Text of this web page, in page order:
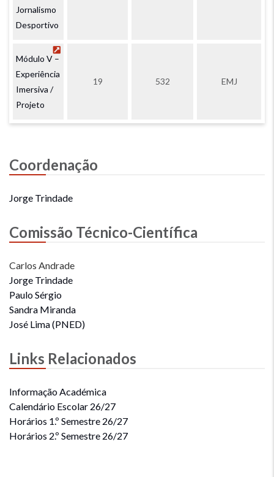
Jornalismo
Desportivo
Módulo V –
Experiência
Imersiva /
Projeto
19 532 EMJ
Coordenação
Jorge Trindade
Comissão Técnico-Científica
Carlos Andrade
Jorge Trindade
Paulo Sérgio
Sandra Miranda
José Lima (PNED)
Links Relacionados
Informação Académica
Calendário Escolar 26/27
Horários 1.º Semestre 26/27
Horários 2.º Semestre 26/27